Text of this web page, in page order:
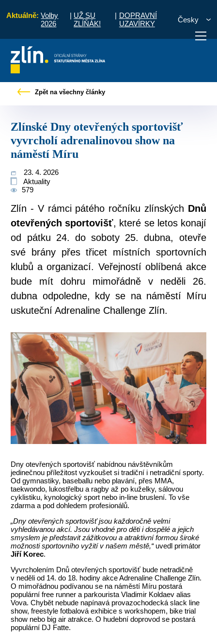
Aktuálně: Volby
2026
| UŽ SU
ZLÍŇÁK!
| DOPRAVNÍ
UZAVÍRKY
Česky
vyřídit Potřebuji zaplatit
Zpět na všechny články
Zlínské Dny otevřených sportovišť
vyvrcholí adrenalinovou show na
náměstí Míru
23. 4. 2026
Aktuality
579
Zlín - V rámci pátého ročníku zlínských Dnů
otevřených sportovišť, které se letos konají
od pátku 24. do soboty 25. dubna, otevře
své brány přes třicet místních sportovních
klubů a organizací. Veřejností oblíbená akce
bude mít dohru mimořádně v neděli 26.
dubna odpoledne, kdy se na náměstí Míru
uskuteční Adrenaline Challenge Zlín.
Dny otevřených sportovišť nabídnou návštěvníkům
jedinečnou příležitost vyzkoušet si tradiční i netradiční sporty.
Od gymnastiky, baseballu nebo plavání, přes MMA,
taekwondo, lukostřelbu a ragby až po kuželky, sálovou
cyklistiku, kynologický sport nebo in-line bruslení. To vše
zdarma a pod dohledem profesionálů.
„Dny otevřených sportovišť jsou každoročně velmi
vyhledávanou akcí. Jsou vhodné pro děti i dospělé a jejich
smyslem je představit zážitkovou a atraktivní formou široké
možnosti sportovního vyžití v našem městě,“uvedl primátor
Jiří Korec.
Vyvrcholením Dnů otevřených sportovišť bude netradičně
v neděli od 14. do 18. hodiny akce Adrenaline Challenge Zlín.
O mimořádnou podívanou se na náměstí Míru postará
populární free runner a parkourista Vladimir Koldaev alias
Vova. Chybět nebude napínavá provazochodecká slack line
show, freestyle fotbalová exhibice s workshopem, bike trial
show nebo big air atrakce. O hudební doprovod se postará
populární DJ Fatte.